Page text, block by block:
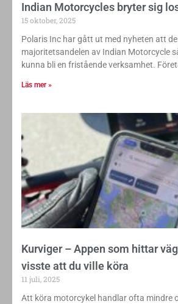
Indian Motorcycles bryter sig
15 oktober, 2025
Polaris Inc har gått ut med nyheten att
majoritetsandelen av Indian Motorcycle
kunna bli en fristående verksamhet.
Läs mer »
Kurviger – Appen som hittar
visste att du ville köra
11 juli, 2025
Att köra motorcykel handlar ofta mindre